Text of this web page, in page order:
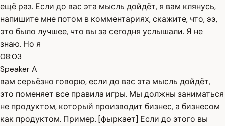
ещё раз. Если до вас эта мысль дойдёт, я вам клянусь,
напишите мне потом в комментариях, скажите, что, ээ,
это было лучшее, что вы за сегодня услышали. Я не
знаю. Но я
08:03
Speaker A
вам серьёзно говорю, если до вас эта мысль дойдёт,
это поменяет все правила игры. Мы должны заниматься
не продуктом, который производит бизнес, а бизнесом
как продуктом. Пример. [фыркает] Если до этого вы